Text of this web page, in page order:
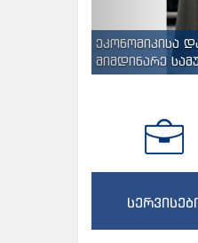
ეკონომიკისა
მიმდინარე